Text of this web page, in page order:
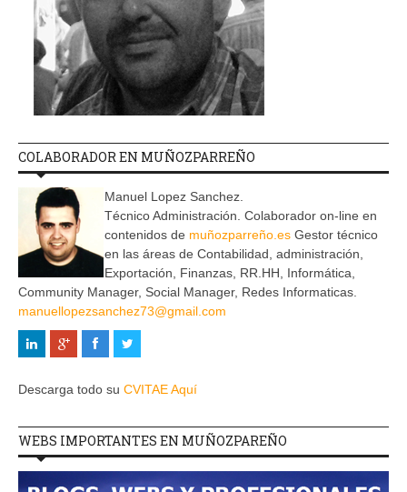
COLABORADOR EN MUÑOZPARREÑO
Manuel Lopez Sanchez.
Técnico Administración. Colaborador on-line en
contenidos de muñozparreño.es Gestor técnico
en las áreas de Contabilidad, administración,
Exportación, Finanzas, RR.HH, Informática,
Community Manager, Social Manager, Redes Informaticas.
manuellopezsanchez73@gmail.com
Descarga todo su CVITAE Aquí
WEBS IMPORTANTES EN MUÑOZPAREÑO